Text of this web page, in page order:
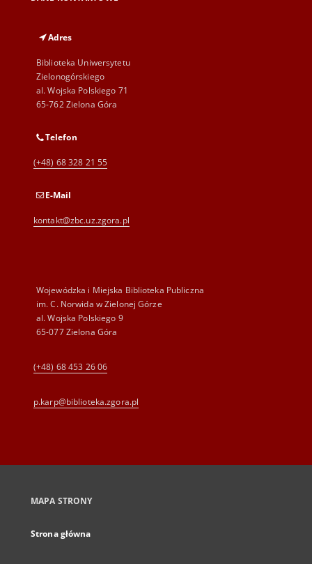
Adres
Biblioteka Uniwersytetu
Zielonogórskiego
al. Wojska Polskiego 71
65-762 Zielona Góra
Telefon
(+48) 68 328 21 55
E-Mail
kontakt@zbc.uz.zgora.pl
Wojewódzka i Miejska Biblioteka Publiczna
im. C. Norwida w Zielonej Górze
al. Wojska Polskiego 9
65-077 Zielona Góra
(+48) 68 453 26 06
p.karp@biblioteka.zgora.pl
MAPA STRONY
Strona główna